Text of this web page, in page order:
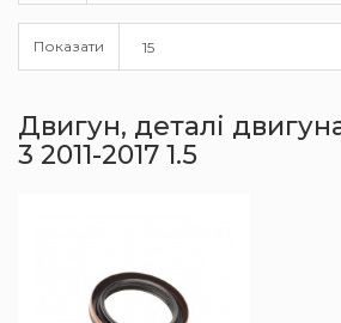
Показати
Двигун, деталі
3 2011-2017 1.5